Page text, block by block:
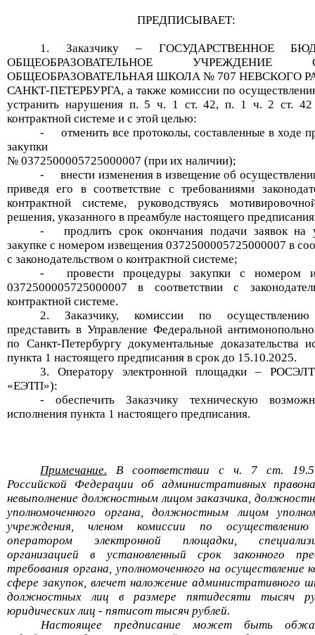
ПРЕДПИСЫВАЕТ:
1.Заказчику – ГОСУДАРСТВЕННОЕ
ОБЩЕОБРАЗОВАТЕЛЬНОЕ УЧРЕЖДЕНИЕ
ОБЩЕОБРАЗОВАТЕЛЬНАЯ ШКОЛА № 707 НЕВСКОГО
САНКТ-ПЕТЕРБУРГА, а такжекомиссии по
устранить нарушения п. 5 ч. 1 ст. 42, п. 1 ч. 2 ст.
контрактной системе и с этой целью:
-
отменить все протоколы, составленные в ходе
закупки
№ 0372500005725000007 (при их наличии);
-
внести изменения в извещение об
приведя его в соответствие с требованиями
контрактной системе,руководствуясь
решения, указанного в преамбуле настоящего
-
продлить срок окончания подачи заявок на
закупке с номером извещения0372500005725000007 в
с законодательством о контрактной системе;
-
провести процедуры закупки с номером
0372500005725000007
в соответствии с
контрактной системе.
2. Заказчику, комиссиипо осуществлению
представить в Управление Федеральной
по Санкт-Петербургу документальные доказательства
пункта 1 настоящего предписания в срок до 15.10.2025.
3. Оператору электронной площадки –
«ЕЭТП»):
- обеспечить Заказчику техническую
исполнения пункта 1 настоящего предписания.
Примечание. В соответствии с ч. 7 ст. 19.5
Российской Федерации об административных
невыполнение должностным лицом заказчика,
уполномоченного органа, должностным лицом
учреждения, членом комиссии по осуществлению
оператором электронной площадки,
организацией в установленный срок законного
требования органа, уполномоченного на осуществление
сфере закупок, влечет наложение административного
должностных лиц в размере пятидесяти тысяч
юридических лиц - пятисот тысяч рублей.
Настоящее предписание может быть